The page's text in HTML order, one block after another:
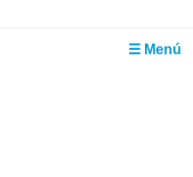
☰ Menú